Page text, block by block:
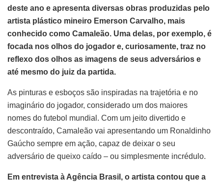
deste ano e apresenta diversas obras produzidas pelo
artista plástico mineiro Emerson Carvalho, mais
conhecido como Camaleão. Uma delas, por exemplo, é
focada nos olhos do jogador e, curiosamente, traz no
reflexo dos olhos as imagens de seus adversários e
até mesmo do juiz da partida.
As pinturas e esboços são inspiradas na trajetória e no
imaginário do jogador, considerado um dos maiores
nomes do futebol mundial. Com um jeito divertido e
descontraído, Camaleão vai apresentando um Ronaldinho
Gaúcho sempre em ação, capaz de deixar o seu
adversário de queixo caído – ou simplesmente incrédulo.
Em entrevista à Agência Brasil, o artista contou que a